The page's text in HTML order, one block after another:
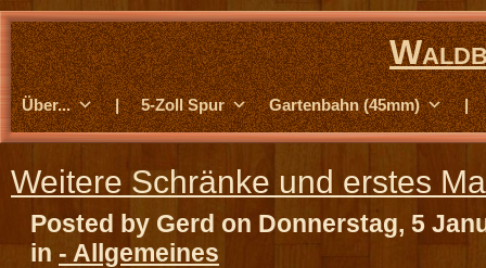
Über... | 5-Zoll Spur Gartenbahn (45mm) |
Weitere Schränke und erstes
Posted by Gerd on Donnerstag, 5
in - Allgemeines